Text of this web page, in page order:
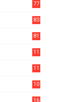
77
83
81
11
11
10
16